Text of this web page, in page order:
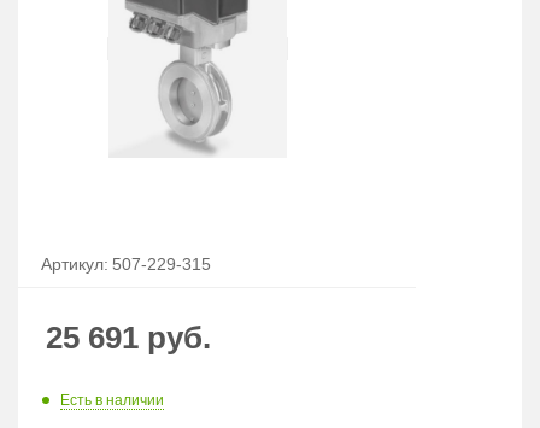
Артикул: 507-229-315
25 691 руб.
Есть в наличии